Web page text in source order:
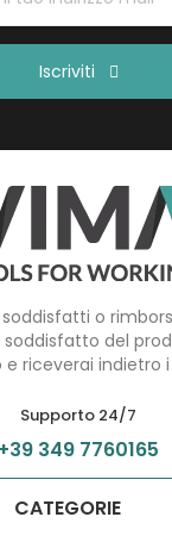
Iscriviti
soddisfatti o
soddisfatto del
e riceverai indietro
Supporto 24/7
+39 349 7760165
CATEGORIE